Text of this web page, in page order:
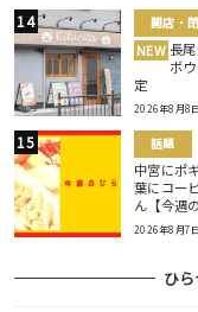
開店・
NEW 長
ボ
定
2026年8月8日
話題
中宮にポ
葉にコー
ん【今週
2026年8月7日
ひ